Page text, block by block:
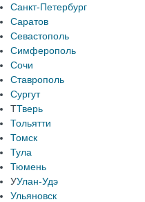
Санкт-Петербург
Саратов
Севастополь
Симферополь
Сочи
Ставрополь
Сургут
ТТверь
Тольятти
Томск
Тула
Тюмень
УУлан-Удэ
Ульяновск